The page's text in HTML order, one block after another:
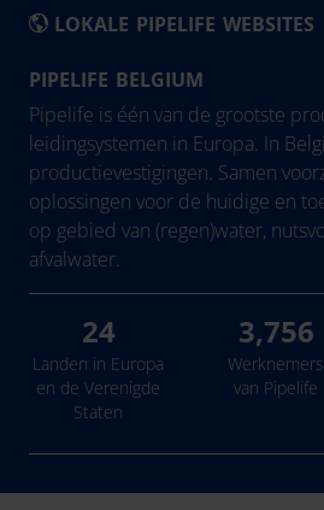
LOKALE PIPELIFE WEBSITES
België - Nederlands
Belgique - Français
Bosna i Hercegovina
България
Česká Republika
Danmark
Deutschland
PIPELIFE BELGIUM
Pipelife is één van de grootste
leidingsystemen in Europa. In
productievestigingen. Samen
oplossingen voor de huidige en
op gebied van (regen)water,
afvalwater.
24
Landen in Europa
en de Verenigde
Staten
3,756
Werknemers
van Pipelife